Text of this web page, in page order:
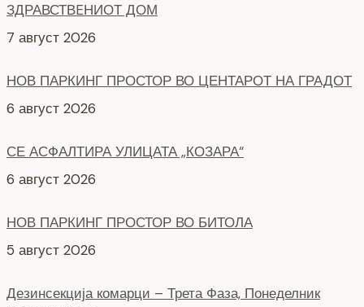
ЗДРАВСТВEНИОТ ДОМ
7 август 2026
НОВ ПАРКИНГ ПРОСТОР ВО ЦЕНТАРОТ НА ГРАДОТ
6 август 2026
СЕ АСФАЛТИРА УЛИЦАТА „КОЗАРА“
6 август 2026
НОВ ПАРКИНГ ПРОСТОР ВО БИТОЛА
5 август 2026
Дезинсекција комарци – Трета Фаза, Понеделник